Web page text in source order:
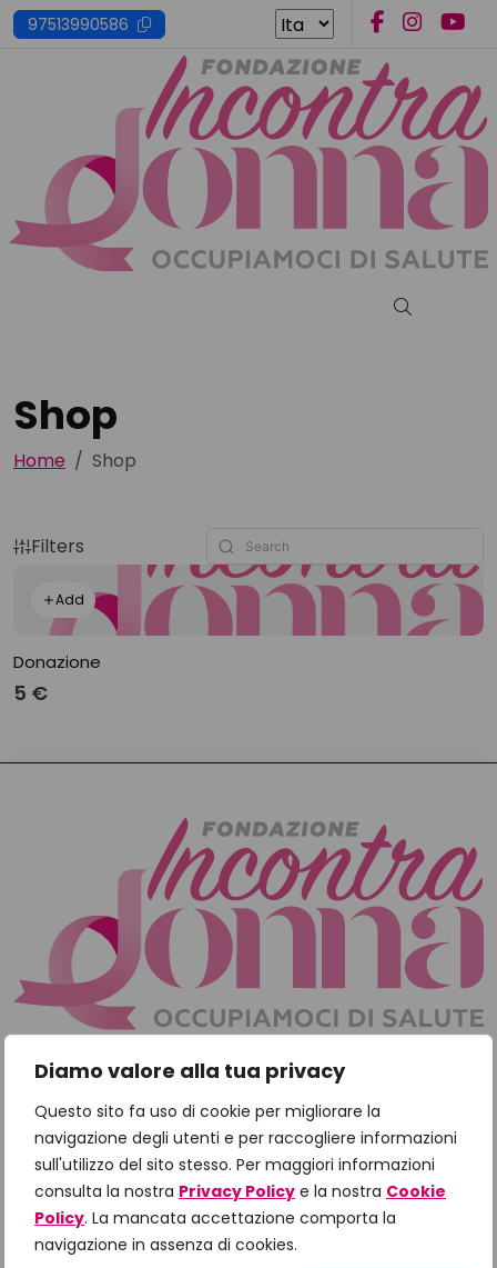
Diamo valore alla tua privacy
Questo sito fa uso di cookie per migliorare la
navigazione degli utenti e per raccogliere informazioni
sull'utilizzo del sito stesso. Per maggiori informazioni
consulta la nostra Privacy Policy e la nostra Cookie
Policy. La mancata accettazione comporta la
navigazione in assenza di cookies.
Skip
to
97513990586
Shop
Home Shop
Filters
Add
Donazione
5 €
I contenuti di questo sito rappresentano informazioni
e consigli di carattere generale e non sostituiscono in
alcun modo le indicazioni e le informazioni fornite dal
medico e dal personale sanitario . Fondazione
IncontraDonna non sarà responsabile per danni di
qualsiasi tipo derivanti o in qualsiasi modo collegati al